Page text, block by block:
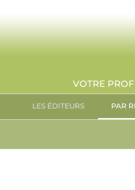
VOTRE
LES ÉDITEURS PAR